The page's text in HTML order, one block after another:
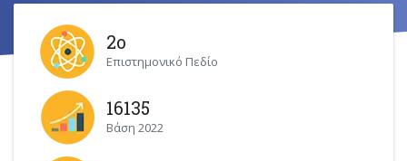
2ο
Επιστημονικό Πεδίο
16135
Βάση 2022